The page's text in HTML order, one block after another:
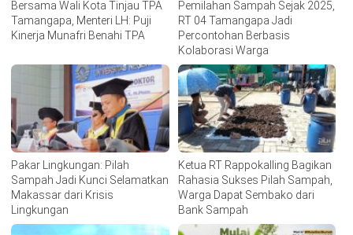
Bersama Wali Kota Tinjau TPA
Tamangapa, Menteri LH: Puji
Kinerja Munafri Benahi TPA
Pemilahan Sampah Sejak 2025,
RT 04 Tamangapa Jadi
Percontohan Berbasis
Kolaborasi Warga
Pakar Lingkungan: Pilah
Sampah Jadi Kunci Selamatkan
Makassar dari Krisis
Lingkungan
Ketua RT Rappokalling Bagikan
Rahasia Sukses Pilah Sampah,
Warga Dapat Sembako dari
Bank Sampah